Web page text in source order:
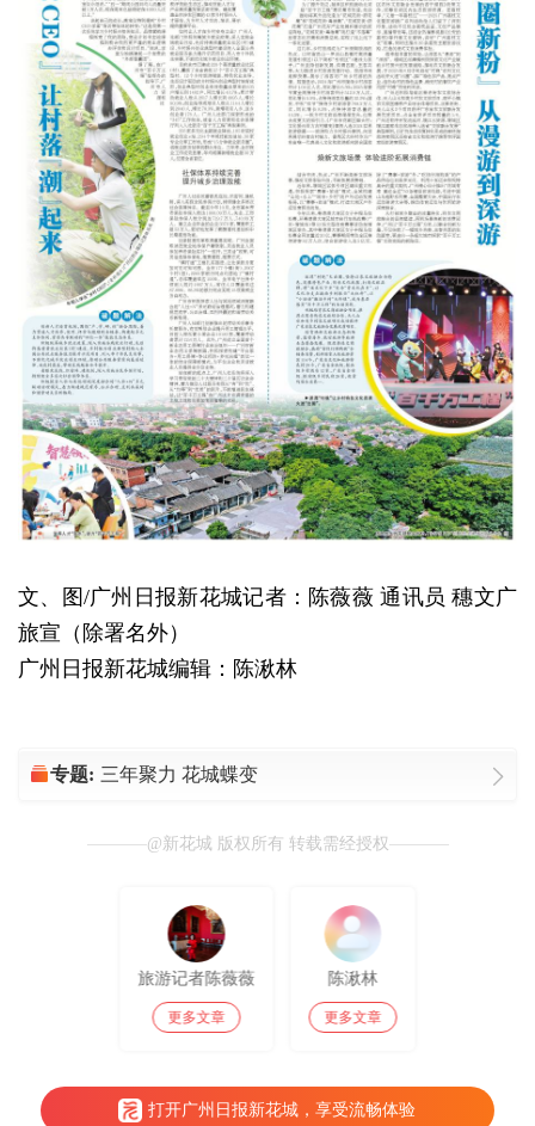
文、图/广州日报新花城记者：陈薇薇 通讯员 穗文广
旅宣（除署名外）
广州日报新花城编辑：陈湫林
专题: 三年聚力 花城蝶变
@新花城 版权所有 转载需经授权
旅游记者陈薇薇
更多文章
陈湫林
更多文章
打开广州日报新花城，享受流畅体验